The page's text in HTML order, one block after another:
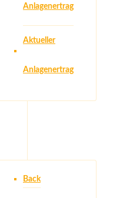
Anlagenertrag
Aktueller
Anlagenertrag
Back